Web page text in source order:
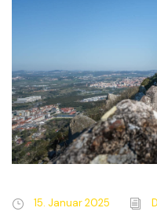
15. Januar 2025